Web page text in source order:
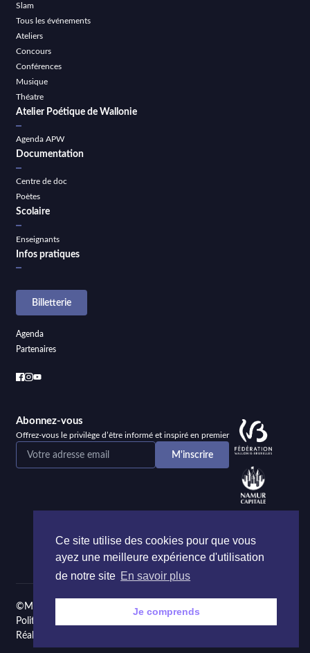
Slam
Tous les événements
Ateliers
Concours
Conférences
Musique
Théatre
Atelier Poétique de Wallonie
Agenda APW
Documentation
Centre de doc
Poètes
Scolaire
Enseignants
Infos pratiques
Billetterie
Agenda
Partenaires
Abonnez-vous
Offrez-vous le privilège d’être informé et inspiré en premier
©Maison de la Poésie et de la Langue française Namur
Politique de confidentialité
Réalisé par
Ce site utilise des cookies pour que vous
ayez une meilleure expérience d'utilisation
de notre site En savoir plus
Je comprends